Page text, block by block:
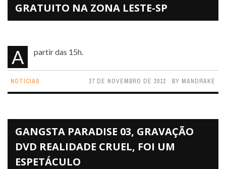
GRATUITO NA ZONA LESTE-SP
A partir das 15h.
NOTICIAS 27 DE NOVEMBRO DE 2012 BY MANDRAKE
GANGSTA PARADISE 03, GRAVAÇÃO
DVD REALIDADE CRUEL, FOI UM
ESPETÁCULO